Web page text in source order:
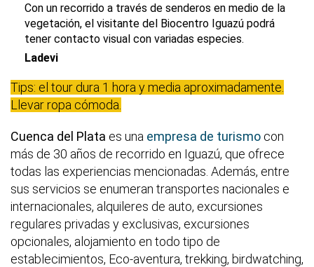
Con un recorrido a través de senderos en medio de la
vegetación, el visitante del Biocentro Iguazú podrá
tener contacto visual con variadas especies.
Ladevi
Tips: el tour dura 1 hora y media aproximadamente.
Llevar ropa cómoda.
Cuenca del Plata es una empresa de turismo con
más de 30 años de recorrido en Iguazú, que ofrece
todas las experiencias mencionadas. Además, entre
sus servicios se enumeran transportes nacionales e
internacionales, alquileres de auto, excursiones
regulares privadas y exclusivas, excursiones
opcionales, alojamiento en todo tipo de
establecimientos, Eco-aventura, trekking, birdwatching,